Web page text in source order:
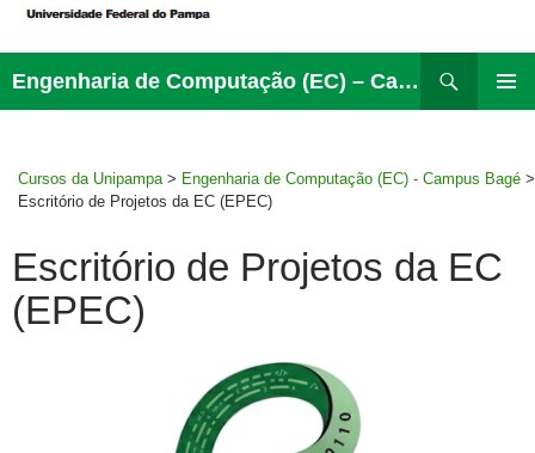
Engenharia de Computação (EC) – Campus Bagé
para
Cursos da Unipampa > Engenharia de Computação (EC) - Campus Bagé >
Escritório de Projetos da EC (EPEC)
Escritório de Projetos da EC
(EPEC)